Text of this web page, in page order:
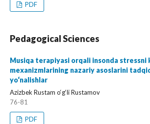
PDF
Pedagogical Sciences
Musiqa terapiyasi orqali insonda stressni
mexanizmlarining nazariy asoslarini
yo‘nalishlar
Azizbek Rustam o‘g‘li Rustamov
76-81
PDF